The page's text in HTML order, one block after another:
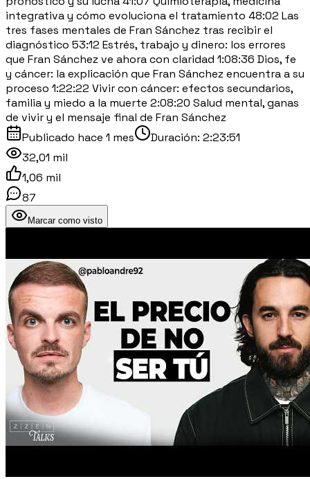
integrativa y cómo evoluciona el tratamiento 48:02 Las
tres fases mentales de Fran Sánchez tras recibir el
diagnóstico 53:12 Estrés, trabajo y dinero: los errores
que Fran Sánchez ve ahora con claridad 1:08:36 Dios, fe
y cáncer: la explicación que Fran Sánchez encuentra a su
proceso 1:22:22 Vivir con cáncer: efectos secundarios,
familia y miedo a la muerte 2:08:20 Salud mental, ganas
de vivir y el mensaje final de Fran Sánchez
Publicado hace 1 mes Duración: 2:23:51
32,01 mil
1,06 mil
87
Marcar como visto